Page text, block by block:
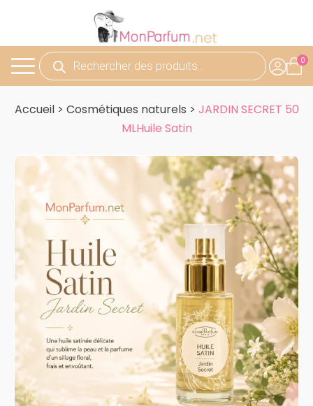
Recherche
de
produits
Accueil> Cosmétiques naturels > JARDIN SECRET 50
MLHuile Satin